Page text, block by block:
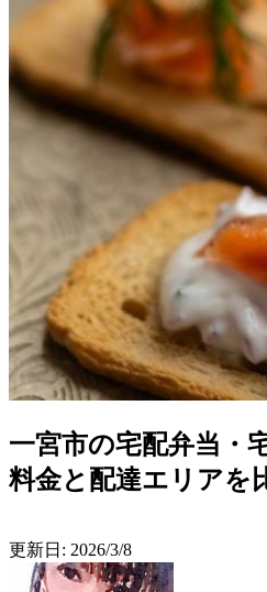
一宮市の宅配弁当・
料金と配達エリアを
更新日: 2026/3/8